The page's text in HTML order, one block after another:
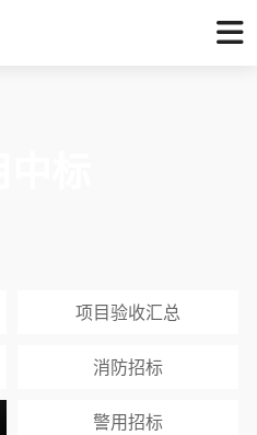
项目验收汇总
消防招标
警用招标